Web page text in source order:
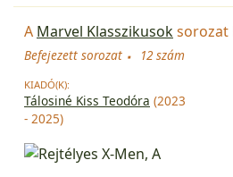
A Marvel Klasszikusoksorozat
Befejezett sorozat 12 szám
KIADÓ(K):
Tálosiné Kiss Teodóra (2023
- 2025)